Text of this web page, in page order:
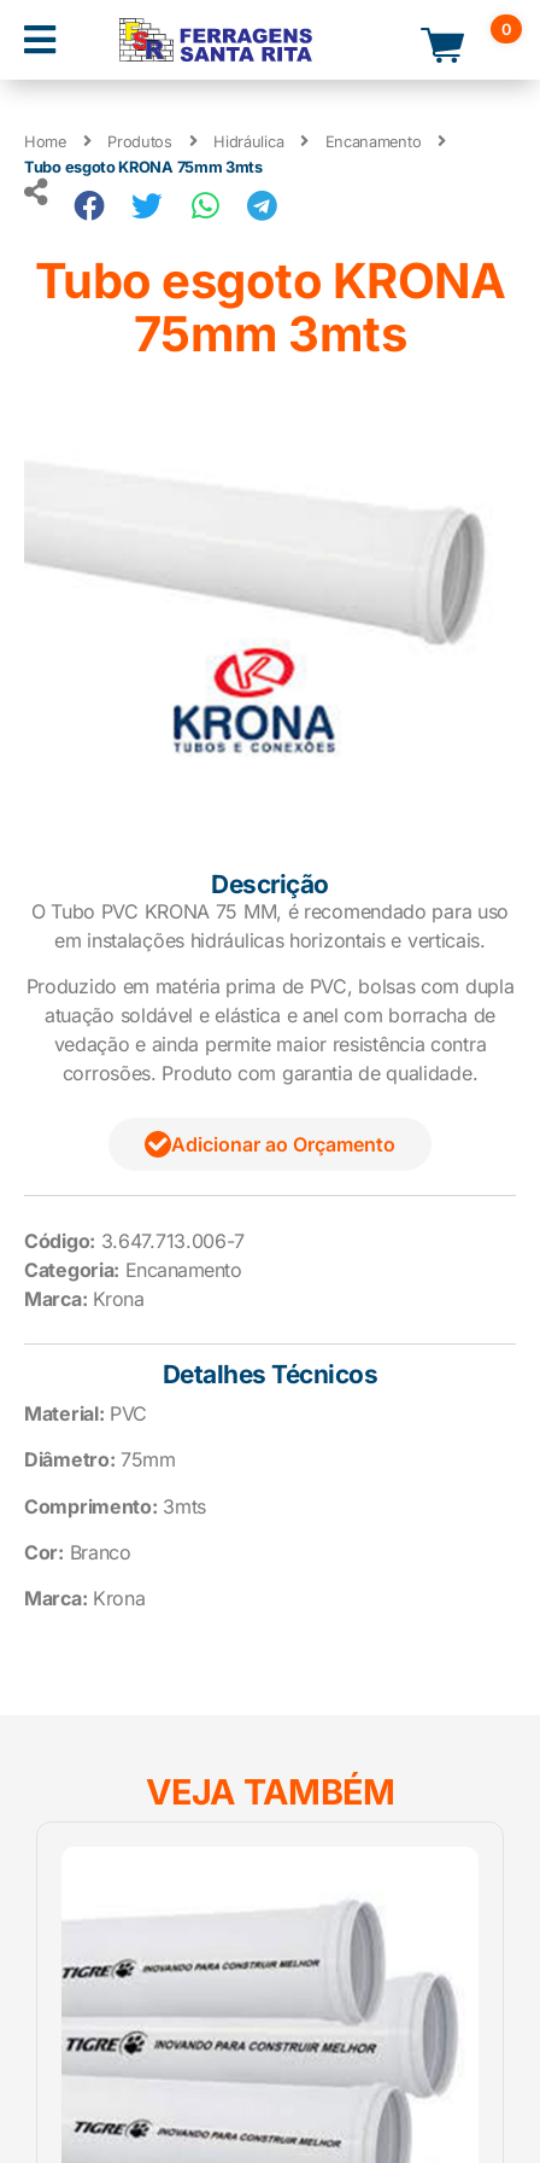
0
Home Produtos Hidráulica
Encanamento
Tubo esgoto KRONA 75mm 3mts
Tubo esgoto KRONA
75mm 3mts
Descrição
O Tubo PVC KRONA 75 MM, é recomendado para uso
em instalações hidráulicas horizontais e verticais.
Produzido em matéria prima de PVC, bolsas com dupla
atuação soldável e elástica e anel com borracha de
vedação e ainda permite maior resistência contra
corrosões. Produto com garantia de qualidade.
Adicionar ao Orçamento
Código: 3.647.713.006-7
Categoria: Encanamento
Marca: Krona
Detalhes Técnicos
Material: PVC
Diâmetro: 75mm
Comprimento: 3mts
Cor: Branco
Marca: Krona
VEJA TAMBÉM